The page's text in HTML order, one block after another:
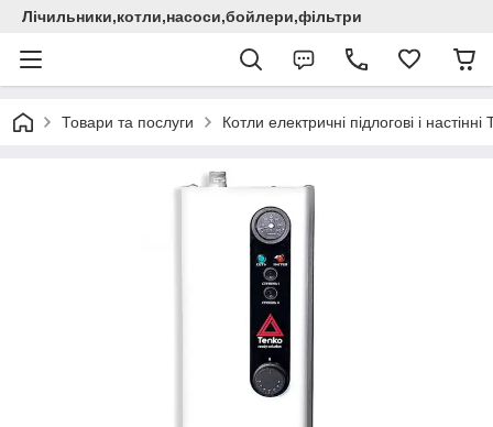
Лічильники,котли,насоси,бойлери,фільтри
Товари та послуги Котли електричні підлогові і